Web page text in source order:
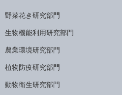
野菜花き研究部門
生物機能利用研究部門
農業環境研究部門
植物防疫研究部門
動物衛生研究部門